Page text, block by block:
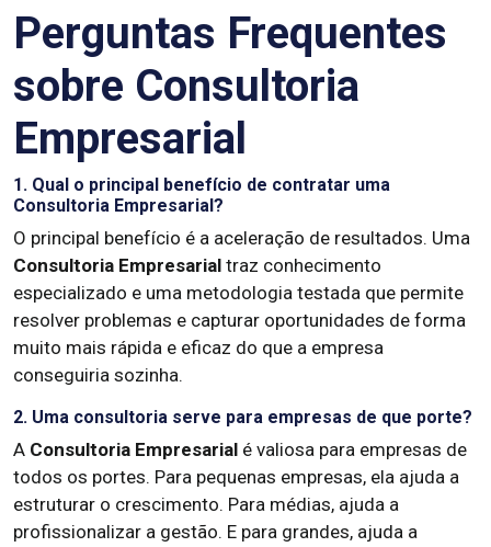
Perguntas Frequentes
sobre Consultoria
Empresarial
1. Qual o principal benefício de contratar uma
Consultoria Empresarial?
O principal benefício é a aceleração de resultados. Uma
Consultoria Empresarial traz conhecimento
especializado e uma metodologia testada que permite
resolver problemas e capturar oportunidades de forma
muito mais rápida e eficaz do que a empresa
conseguiria sozinha.
2. Uma consultoria serve para empresas de que porte?
A Consultoria Empresarial é valiosa para empresas de
todos os portes. Para pequenas empresas, ela ajuda a
estruturar o crescimento. Para médias, ajuda a
profissionalizar a gestão. E para grandes, ajuda a